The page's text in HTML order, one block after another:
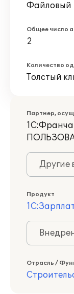
Файловый
Общее число
2
Количество
Толстый
Партнер,
Другие
Продукт
Отрасль /